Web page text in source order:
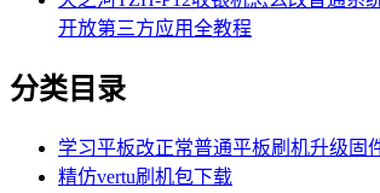
开放第三方应用全教程
分类目录
学习平板改正常普通平板刷机升级固
精仿vertu刷机包下载